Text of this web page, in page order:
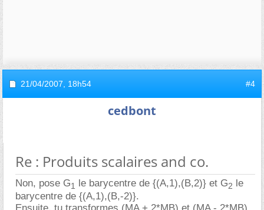
21/04/2007, 18h54 #4
cedbont
Re : Produits scalaires and co.
Non, pose G1 le barycentre de {(A,1),(B,2)} et G2 le
barycentre de {(A,1),(B,-2)}.